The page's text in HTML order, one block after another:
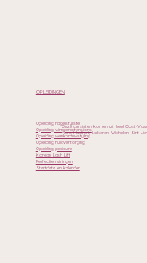
Opleiding nagelstyliste
Opleiding wimperextensions
Opleiding wenkbrauwstyling
Opleiding huidverzorging
Opleiding pedicure
Korean Lash Lift
Perfectietrainingen
Startdata en kalender
OPLEIDINGEN
Onze cursisten komen uit heel Oost-
Mere, Haaltert, Lokeren, Wichelen, Sint-